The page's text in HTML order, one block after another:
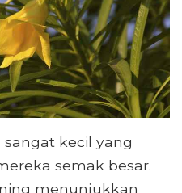
kecil yang
semak besar.
menunjukkan